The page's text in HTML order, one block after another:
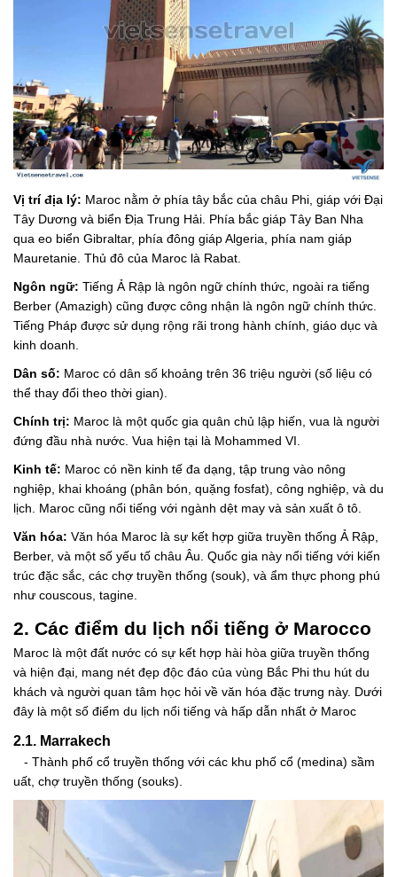
Vị trí địa lý: Maroc nằm ở phía tây bắc của châu Phi, giáp với Đại
Tây Dương và biển Địa Trung Hải. Phía bắc giáp Tây Ban Nha
qua eo biển Gibraltar, phía đông giáp Algeria, phía nam giáp
Mauretanie. Thủ đô của Maroc là Rabat.
Ngôn ngữ: Tiếng Ả Rập là ngôn ngữ chính thức, ngoài ra tiếng
Berber (Amazigh) cũng được công nhận là ngôn ngữ chính thức.
Tiếng Pháp được sử dụng rộng rãi trong hành chính, giáo dục và
kinh doanh.
Dân số: Maroc có dân số khoảng trên 36 triệu người (số liệu có
thể thay đổi theo thời gian).
Chính trị: Maroc là một quốc gia quân chủ lập hiến, vua là người
đứng đầu nhà nước. Vua hiện tại là Mohammed VI.
Kinh tế: Maroc có nền kinh tế đa dạng, tập trung vào nông
nghiệp, khai khoáng (phân bón, quặng fosfat), công nghiệp, và du
lịch. Maroc cũng nổi tiếng với ngành dệt may và sản xuất ô tô.
Văn hóa: Văn hóa Maroc là sự kết hợp giữa truyền thống Ả Rập,
Berber, và một số yếu tố châu Âu. Quốc gia này nổi tiếng với kiến
trúc đặc sắc, các chợ truyền thống (souk), và ẩm thực phong phú
như couscous, tagine.
2. Các điểm du lịch nổi tiếng ở Marocco
Maroc là một đất nước có sự kết hợp hài hòa giữa truyền thống
và hiện đại, mang nét đẹp độc đáo của vùng Bắc Phi thu hút du
khách và người quan tâm học hỏi về văn hóa đặc trưng này. Dưới
đây là một số điểm du lịch nổi tiếng và hấp dẫn nhất ở Maroc
2.1. Marrakech
- Thành phố cổ truyền thống với các khu phố cổ (medina) sầm
uất, chợ truyền thống (souks).